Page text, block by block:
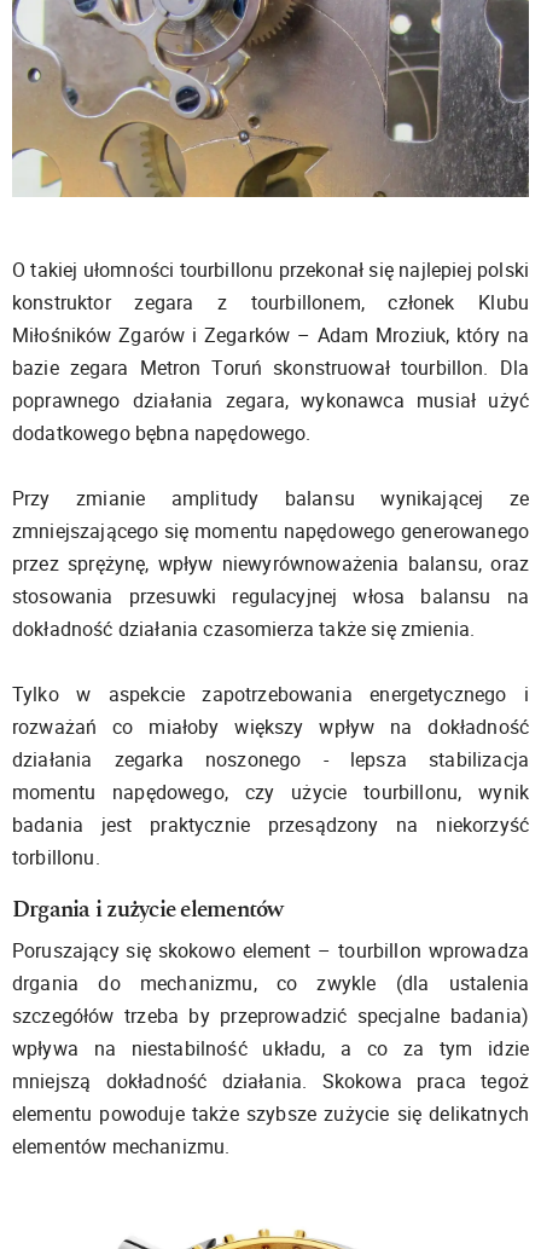
O takiej ułomności tourbillonu przekonał się najlepiej polski
konstruktor zegara z tourbillonem, członek Klubu
Miłośników Zgarów i Zegarków – Adam Mroziuk, który na
bazie zegara Metron Toruń skonstruował tourbillon. Dla
poprawnego działania zegara, wykonawca musiał użyć
dodatkowego bębna napędowego.
Przy zmianie amplitudy balansu wynikającej ze
zmniejszającego się momentu napędowego generowanego
przez sprężynę, wpływ niewyrównoważenia balansu, oraz
stosowania przesuwki regulacyjnej włosa balansu na
dokładność działania czasomierza także się zmienia.
Tylko w aspekcie zapotrzebowania energetycznego i
rozważań co miałoby większy wpływ na dokładność
działania zegarka noszonego - lepsza stabilizacja
momentu napędowego, czy użycie tourbillonu, wynik
badania jest praktycznie przesądzony na niekorzyść
torbillonu.
Drgania i zużycie elementów
Poruszający się skokowo element – tourbillon wprowadza
drgania do mechanizmu, co zwykle (dla ustalenia
szczegółów trzeba by przeprowadzić specjalne badania)
wpływa na niestabilność układu, a co za tym idzie
mniejszą dokładność działania. Skokowa praca tegoż
elementu powoduje także szybsze zużycie się delikatnych
elementów mechanizmu.